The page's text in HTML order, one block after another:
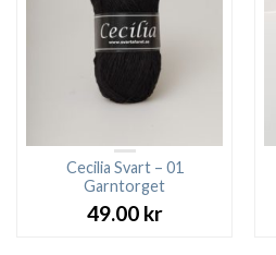
Cecilia Svart – 01
Garntorget
49.00 kr